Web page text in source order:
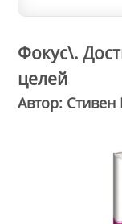
Фокус\.
целей
Автор: